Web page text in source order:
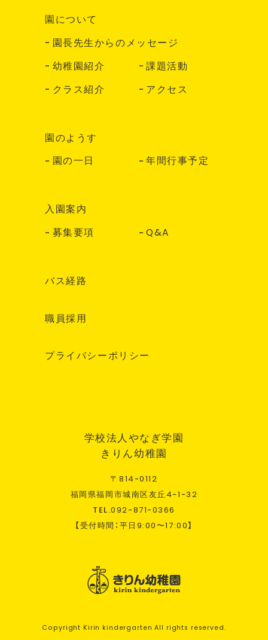
園について
園長先生からのメッセージ
幼稚園紹介
課題活動
クラス紹介
アクセス
園のようす
園の一日
年間行事予定
入園案内
募集要項
Q&A
バス経路
職員採用
プライバシーポリシー
学校法人やなぎ学園
きりん幼稚園
〒814-0112
福岡県福岡市城南区友丘4-1 -32
TEL.092-871-0366
【受付時間：平日 9:00〜17:00】
Copyright Kirin kindergarten All rights reserved.